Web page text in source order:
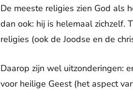
De meeste religies zien God als
dan ook: hij is helemaal zichzelf.
religies (ook de Joodse en de
Daarop zijn wel uitzonderingen:
voor heilige Geest (het aspect